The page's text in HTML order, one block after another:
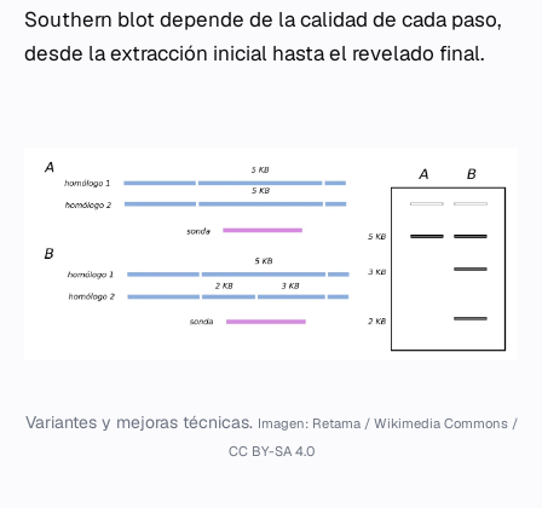
Southern blot depende de la calidad de cada paso,
desde la extracción inicial hasta el revelado final.
Variantes y mejoras técnicas. Imagen: Retama / Wikimedia Commons /
CC BY-SA 4.0